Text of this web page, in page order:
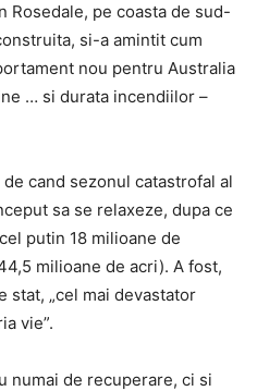
Rosedale, pe coasta de sud-
si-a amintit cum
nou pentru Australia
… si durata incendiilor –
cand sezonul catastrofal al
sa se relaxeze, dupa ce
putin 18 milioane de
milioane de acri). A fost,
stat, „cel mai devastator
vie”.
numai de recuperare, ci si